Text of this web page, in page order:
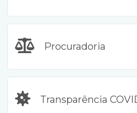
Procuradoria
Transparência